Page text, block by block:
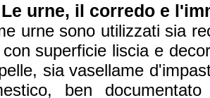
Le urne, il corredo e
urne sono utilizzati sia
superficie liscia e
sia vasellame
ben